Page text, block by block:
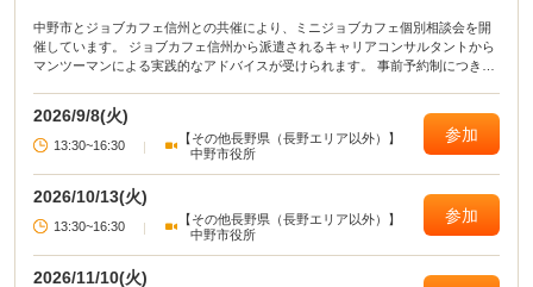
中野市とジョブカフェ信州との共催により、ミニジョブカフェ個別相談会を開
催しています。 ジョブカフェ信州から派遣されるキャリアコンサルタントから
マンツーマンによる実践的なアドバイスが受けられます。 事前予約制につき、
さい。 ご不明な点等がありましたら、お気軽にお問い合わせください。
2026/9/8(火)
13:30~16:30 |
【その他長野県（長野エリア以外）】
中野市役所
参加
2026/10/13(火)
13:30~16:30 |
【その他長野県（長野エリア以外）】
中野市役所
参加
2026/11/10(火)